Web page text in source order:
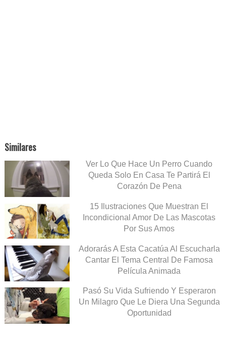
Similares
Ver Lo Que Hace Un Perro Cuando
Queda Solo En Casa Te Partirá El
Corazón De Pena
15 Ilustraciones Que Muestran El
Incondicional Amor De Las Mascotas
Por Sus Amos
Adorarás A Esta Cacatúa Al Escucharla
Cantar El Tema Central De Famosa
Película Animada
Pasó Su Vida Sufriendo Y Esperaron
Un Milagro Que Le Diera Una Segunda
Oportunidad